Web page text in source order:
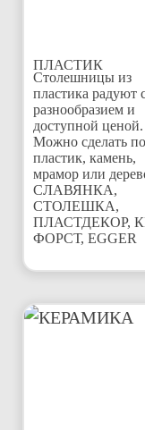
ПЛАСТИК
Столешницы из
пластика радуют
разнообразием и
доступной ценой.
Можно сделать
пластик, камень,
мрамор или
СЛАВЯНКА,
СТОЛЕШКА,
ПЛАСТДЕКОР,
ФОРСТ, EGGER